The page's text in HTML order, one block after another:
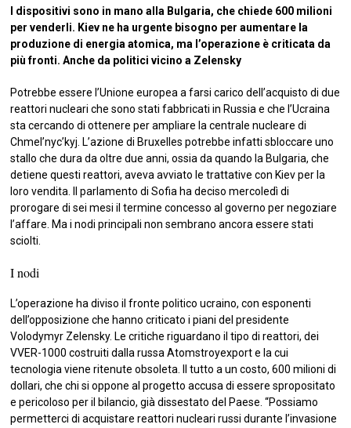
I dispositivi sono in mano alla Bulgaria, che chiede 600 milioni
per venderli. Kiev ne ha urgente bisogno per aumentare la
produzione di energia atomica, ma l’operazione è criticata da
più fronti. Anche da politici vicino a Zelensky
Potrebbe essere l’Unione europea a farsi carico dell’acquisto di due
reattori nucleari che sono stati fabbricati in Russia e che l’Ucraina
sta cercando di ottenere per ampliare la centrale nucleare di
Chmel’nyc’kyj. L’azione di Bruxelles potrebbe infatti sbloccare uno
stallo che dura da oltre due anni, ossia da quando la Bulgaria, che
detiene questi reattori, aveva avviato le trattative con Kiev per la
loro vendita. Il parlamento di Sofia ha deciso mercoledì di
prorogare di sei mesi il termine concesso al governo per negoziare
l’affare. Ma i nodi principali non sembrano ancora essere stati
sciolti.
I nodi
L’operazione ha diviso il fronte politico ucraino, con esponenti
dell’opposizione che hanno criticato i piani del presidente
Volodymyr Zelensky. Le critiche riguardano il tipo di reattori, dei
VVER-1000 costruiti dalla russa Atomstroyexport e la cui
tecnologia viene ritenute obsoleta. Il tutto a un costo, 600 milioni di
dollari, che chi si oppone al progetto accusa di essere spropositato
e pericoloso per il bilancio, già dissestato del Paese. “Possiamo
permetterci di acquistare reattori nucleari russi durante l’invasione